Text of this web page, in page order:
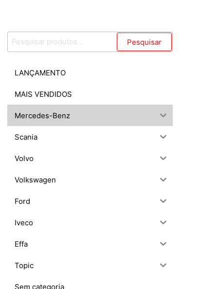
Pesquisar
Pesquisar
LANÇAMENTO
MAIS VENDIDOS
Mercedes-Benz
Scania
Volvo
Volkswagen
Ford
Iveco
Effa
Topic
Sem categoria